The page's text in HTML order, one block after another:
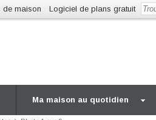
de maison Logiciel de plans gratuit
Ma maison au quotidien